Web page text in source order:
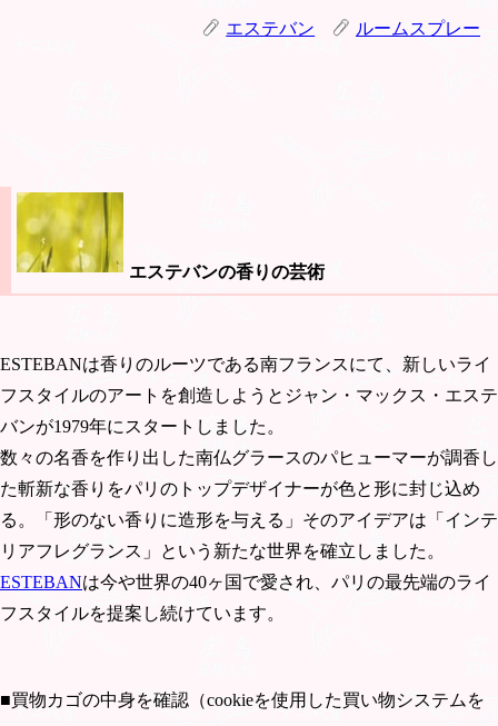
エステバン ルームスプレー
エステバンの香りの芸術
ESTEBANは香りのルーツである南フランスにて、新しいライ
フスタイルのアートを創造しようとジャン・マックス・エステ
バンが1979年にスタートしました。
数々の名香を作り出した南仏グラースのパヒューマーが調香し
た斬新な香りをパリのトップデザイナーが色と形に封じ込め
る。「形のない香りに造形を与える」そのアイデアは「インテ
リアフレグランス」という新たな世界を確立しました。
ESTEBANは今や世界の40ヶ国で愛され、パリの最先端のライ
フスタイルを提案し続けています。
■買物カゴの中身を確認（cookieを使用した買い物システムを